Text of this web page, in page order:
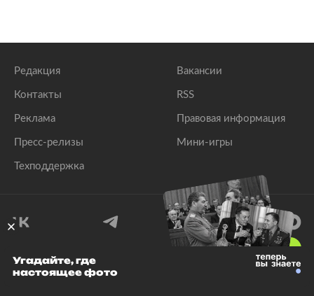
Редакция
Контакты
Реклама
Пресс-релизы
Техподдержка
Вакансии
RSS
Правовая информация
Мини-игры
© 1999–2026 Все права защищены.
Угадайте, где
настоящее фото